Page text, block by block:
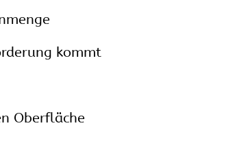
kommt
Oberfläche